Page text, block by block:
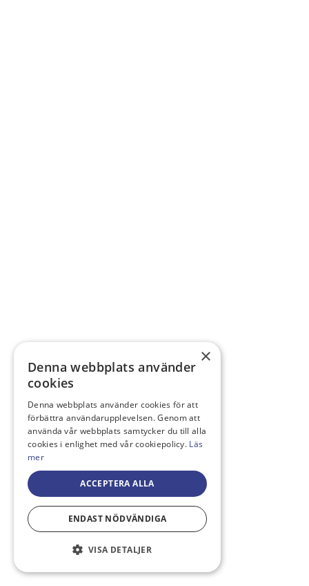
×
Denna webbplats använder
cookies
Denna webbplats använder cookies för att
förbättra användarupplevelsen. Genom att
använda vår webbplats samtycker du till alla
cookies i enlighet med vår cookiepolicy. Läs
mer
ACCEPTERA ALLA
ENDAST NÖDVÄNDIGA
VISA DETALJER